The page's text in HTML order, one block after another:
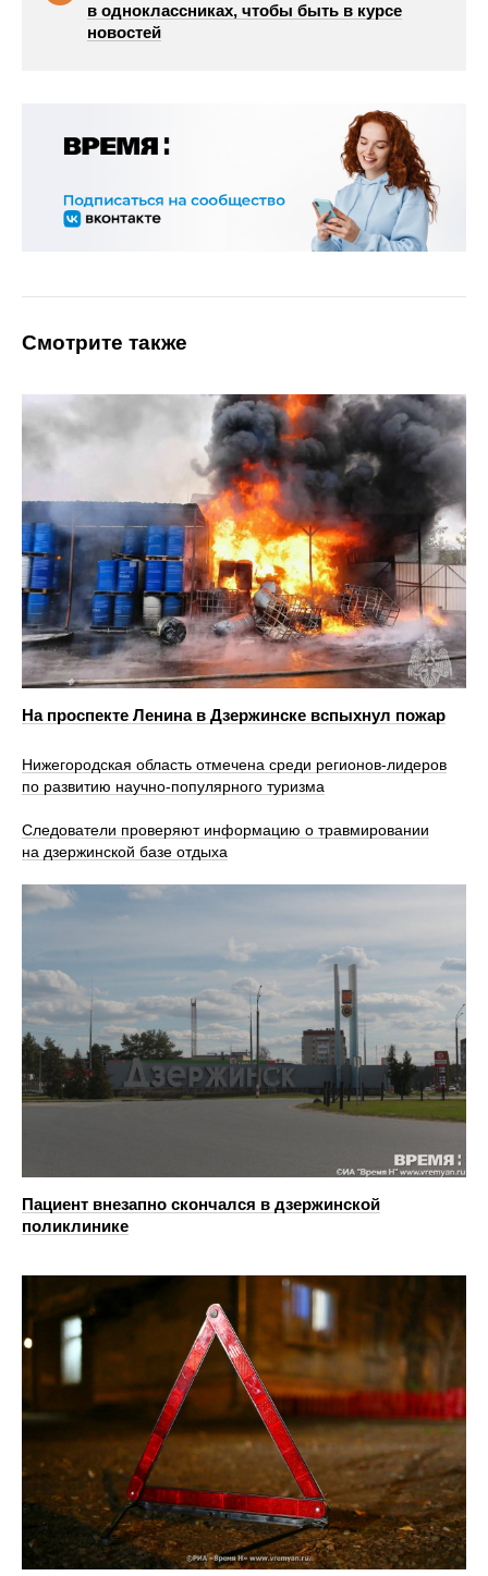
в одноклассниках, чтобы быть в курсе
новостей
Смотрите также
На проспекте Ленина в Дзержинске вспыхнул пожар
Нижегородская область отмечена среди регионов-лидеров
по развитию научно-популярного туризма
Следователи проверяют информацию о травмировании
на дзержинской базе отдыха
Пациент внезапно скончался в дзержинской
поликлинике